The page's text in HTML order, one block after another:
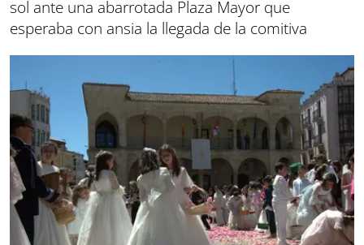
sol ante una abarrotada Plaza Mayor que
esperaba con ansia la llegada de la comitiva